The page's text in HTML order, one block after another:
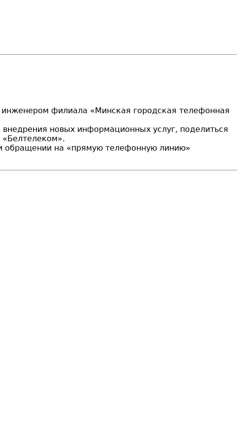
филиала «Минская городская телефонная
новых информационных услуг, поделиться
обращении на «прямую телефонную линию»